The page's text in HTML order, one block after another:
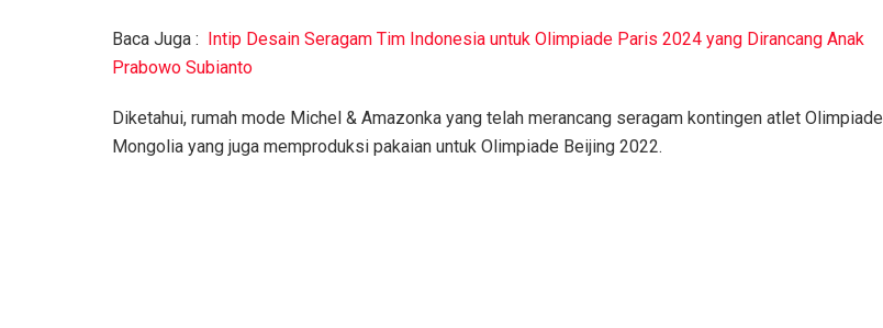
Baca Juga : Intip Desain Seragam Tim Indonesia untuk Olimpiade Paris 2024 yang Dirancang Anak
Prabowo Subianto
Diketahui, rumah mode Michel & Amazonka yang telah merancang seragam kontingen atlet Olimpiade
Mongolia yang juga memproduksi pakaian untuk Olimpiade Beijing 2022.